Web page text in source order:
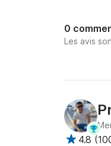
0
Les avis
4.8 (